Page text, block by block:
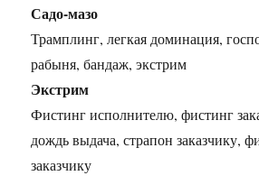
Садо-мазо
Трамплинг, легкая доминация,
рабыня, бандаж, экстрим
Экстрим
Фистинг исполнителю, фистинг
дождь выдача, страпон заказчику,
заказчику